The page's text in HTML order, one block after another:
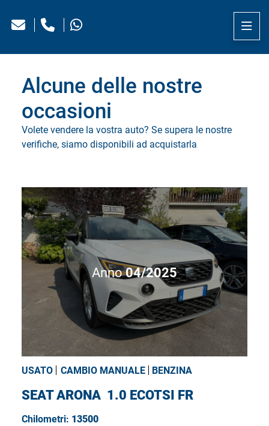
Alcune delle nostre
occasioni
Volete vendere la vostra auto? Se supera le nostre
verifiche, siamo disponibili ad acquistarla
Anno04/2025
USATO CAMBIO MANUALE BENZINA
SEAT ARONA 1.0 ECOTSI FR
Chilometri: 13500